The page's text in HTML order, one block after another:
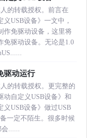
的转载授权。前言在
义USB设备》一文中，
作免驱动设备，这里将
免驱动设备。无论是1.0
驱动运行
的转载授权。更完整的
动自定义USB设备》和
义USB设备》做过USB
一定不陌生。很多时候
......